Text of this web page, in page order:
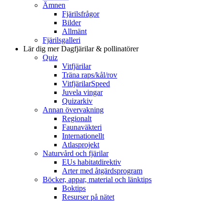
Ämnen
Fjärilsfrågor
Bilder
Allmänt
Fjärilsgalleri
Lär dig merDagfjärilar & pollinatörer
Quiz
Vitfjärilar
Träna raps/kål/rov
VitfjärilarSpeed
Juvela vingar
Quizarkiv
Annan övervakning
Regionalt
Faunaväkteri
Internationellt
Atlasprojekt
Naturvård och fjärilar
EUs habitatdirektiv
Arter med åtgärdsprogram
Böcker, appar, material och länktips
Boktips
Resurser på nätet